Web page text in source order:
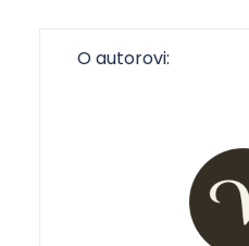
O autorovi: